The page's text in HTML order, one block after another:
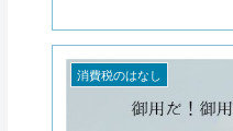
消費税のはなし